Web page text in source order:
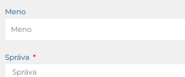
Meno
Správa